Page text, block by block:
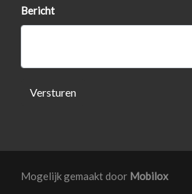
Hoofd airbag(s) voor
Knie airbag(s)
Pianolak interieurlijsten
Bericht
Versturen
Mogelijk gemaakt door Mobilox